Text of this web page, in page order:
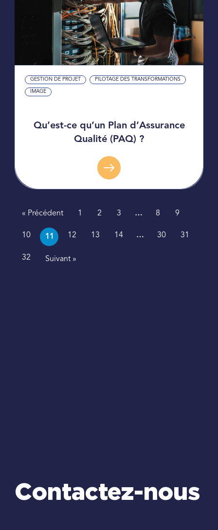
GESTION DE PROJET PILOTAGE DES TRANSFORMATIONS
IMAGE
Qu’est-ce qu’un Plan d’Assurance
Qualité (PAQ) ?
« Précédent 1 2 3 … 8 9
10 11 12 13 14 … 30 31
32 Suivant »
Contactez-nous